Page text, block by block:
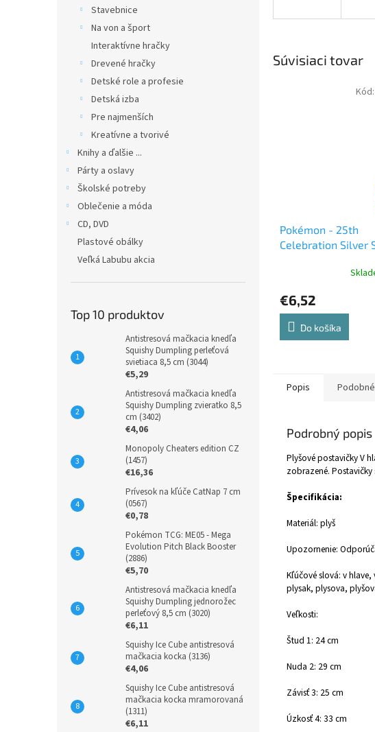
Stavebnice
Na von a šport
Interaktívne hračky
Drevené hračky
Detské role a profesie
Detská izba
Pre najmenších
Kreatívne a tvorivé
Knihy a ďalšie ...
Párty a oslavy
Školské potreby
Oblečenie a móda
CD, DVD
Plastové obálky
Veľká Labubu akcia
Top 10 produktov
Antistresová mačkacia knedľa
Squishy Dumpling perleťová
svietiaca 8,5 cm (3044)
€5,29
Antistresová mačkacia knedľa
Squishy Dumpling zvieratko 8,5
cm (3402)
€4,06
Monopoly Cheaters edition CZ
(1457)
€16,36
Prívesok na kľúče CatNap 7 cm
(0567)
€0,78
Pokémon TCG: ME05 - Mega
Evolution Pitch Black Booster
(2886)
€5,70
Antistresová mačkacia knedľa
Squishy Dumpling jednorožec
perleťový 8,5 cm (3020)
€6,11
Squishy Ice Cube antistresová
mačkacia kocka (3136)
€4,06
Squishy Ice Cube antistresová
mačkacia kocka mramorovaná
(1311)
€6,11
Súvisiaci tovar
Pokémon - 25th
Celebration Silver
€6,52
Do košíka
Kód:
Popis
Podrobný popis
Plyšové postavičky V
zobrazené. Postavičky
Špecifikácia:
Materiál: plyš
Upozornenie:
Kľúčové slová: v
plysak, plysova,
Veľkosti:
Štud 1: 24 cm
Nuda 2: 29 cm
Závisť 3: 25 cm
Úzkosť 4: 33 cm